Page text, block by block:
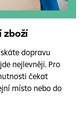
zboží
dopravu
nejlevněji. Pro
čekat
místo nebo do